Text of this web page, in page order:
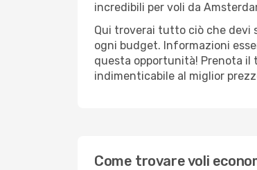
incredibili per voli da
Qui troverai tutto ciò che devi
ogni budget. Informazioni
questa opportunità! Prenota il
indimenticabile al miglior
Come trovare voli